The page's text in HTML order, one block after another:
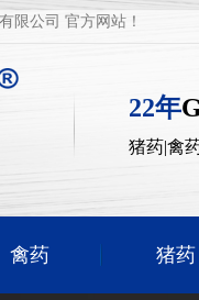
限公司 官方网站！
22年
猪药|禽
禽药 猪药